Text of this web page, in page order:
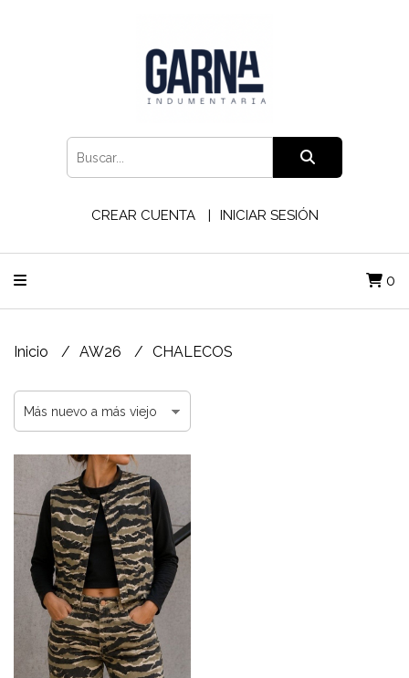
CREAR CUENTA INICIAR SESIÓN
0
Inicio AW26 CHALECOS